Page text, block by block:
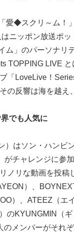
愛◆スクリ～ム！
ニッポン放送ポ
ム」のパーソナ
TOPPING LIVE
「LoveLive！
の反響は海を越え
でも人気に
）はソン・ハンビ
がチャレンジに参
ノリな動画を投
）、
）、ATEEZ（エ
のKYUNGMIN（
メンバーがそれ